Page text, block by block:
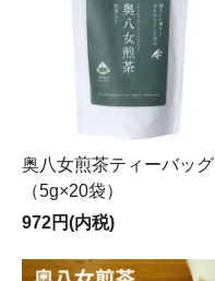
奥八女煎茶ティーバッグ
（5g×20袋）
972円(内税)